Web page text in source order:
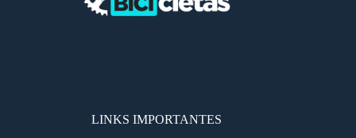
LINKS IMPORTANTES